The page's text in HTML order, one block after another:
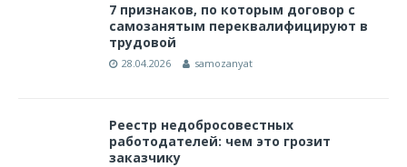
7 признаков, по которым договор с
самозанятым переквалифицируют в
трудовой
28.04.2026 samozanyat
Реестр недобросовестных
работодателей: чем это грозит
заказчику